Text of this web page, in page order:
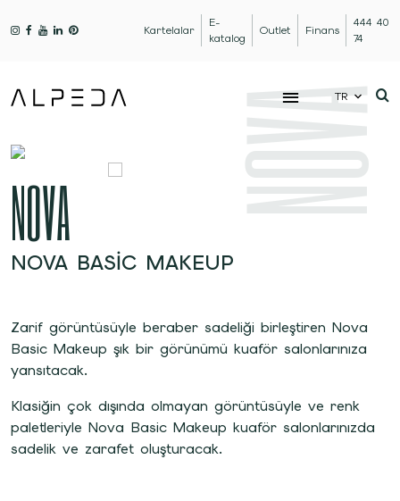
Kartelalar
E-
katalog
Outlet Finans
444 40
74
TR
NOVA
NOVA
NOVA BASIC MAKEUP
Zarif görüntüsüyle beraber sadeliği birleştiren Nova
Basic Makeup şık bir görünümü kuaför salonlarınıza
yansıtacak.
Klasiğin çok dışında olmayan görüntüsüyle ve renk
paletleriyle Nova Basic Makeup kuaför salonlarınızda
sadelik ve zarafet oluşturacak.